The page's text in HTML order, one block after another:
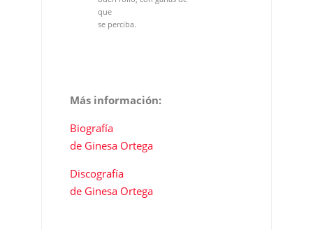
Más información:
de Ginesa Ortega